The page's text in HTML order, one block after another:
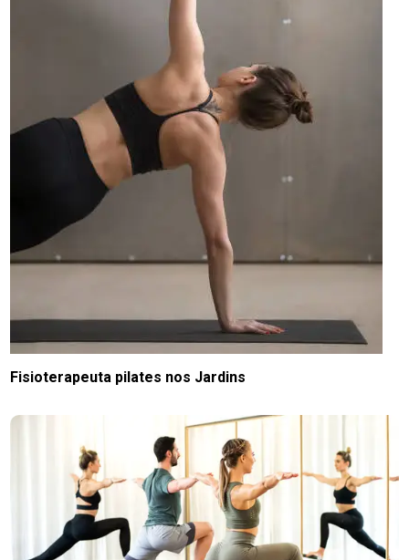
Fisioterapeuta pilates nos Jardins